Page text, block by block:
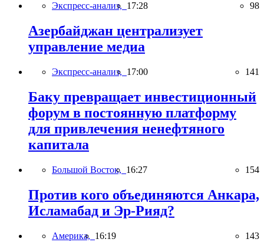
Экспресс-анализ, 17:28 98
Азербайджан централизует
управление медиа
Экспресс-анализ, 17:00 141
Баку превращает инвестиционный
форум в постоянную платформу
для привлечения ненефтяного
капитала
Большой Восток, 16:27 154
Против кого объединяются Анкара,
Исламабад и Эр-Рияд?
Америка, 16:19 143